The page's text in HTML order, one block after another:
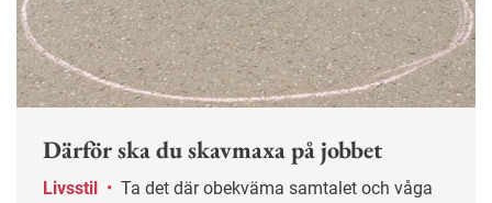
Därför ska du skavmaxa på jobbet
Livsstil •